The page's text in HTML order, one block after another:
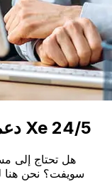
دعم خبراء النقل العالمي للخبراء Xe 24/5
هل تحتاج إلى
سويفت؟ نحن هنا